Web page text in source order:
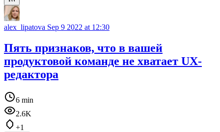
alex_lipatova Sep 9 2022 at 12:30
Пять признаков, что в вашей
продуктовой команде не хватает UX-
редактора
6 min
2.6K
+1